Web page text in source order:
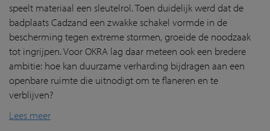
speelt materiaal een sleutelrol. Toen duidelijk werd dat de
badplaats Cadzand een zwakke schakel vormde in de
bescherming tegen extreme stormen, groeide de noodzaak
tot ingrijpen. Voor OKRA lag daar meteen ook een bredere
ambitie: hoe kan duurzame verharding bijdragen aan een
openbare ruimte die uitnodigt om te flaneren en te
verblijven?
Lees meer